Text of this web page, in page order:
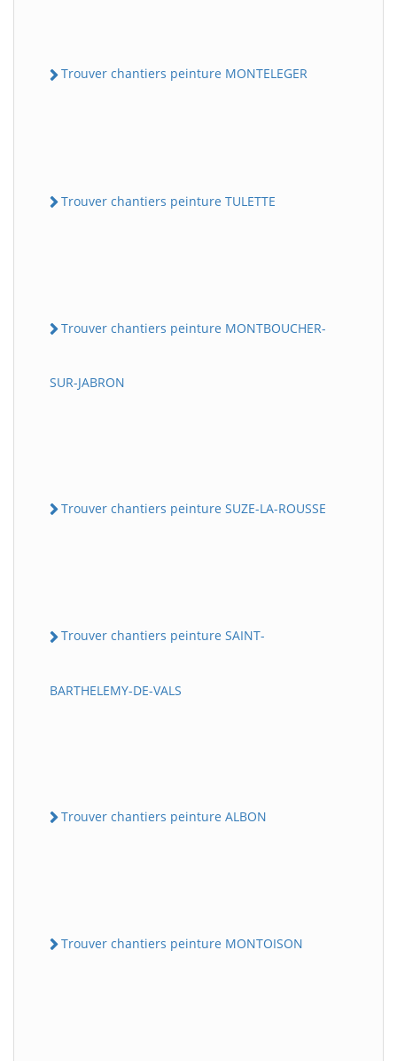
Trouver chantiers peinture MONTELEGER
Trouver chantiers peinture TULETTE
Trouver chantiers peinture MONTBOUCHER-
SUR-JABRON
Trouver chantiers peinture SUZE-LA-ROUSSE
Trouver chantiers peinture SAINT-
BARTHELEMY-DE-VALS
Trouver chantiers peinture ALBON
Trouver chantiers peinture MONTOISON